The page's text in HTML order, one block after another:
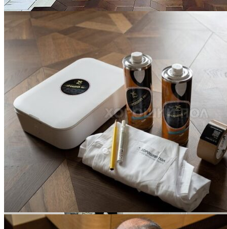
3 600 ₽
Услуги по реставрации паркета
Блог
Интересные статьи о паркете Coswick